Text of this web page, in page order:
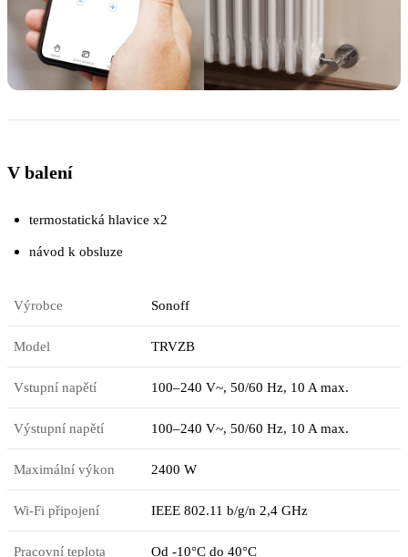
V balení
termostatická hlavice x2
návod k obsluze
Výrobce Sonoff
Model TRVZB
Vstupní napětí 100–240 V~, 50/60 Hz, 10 A max.
Výstupní napětí 100–240 V~, 50/60 Hz, 10 A max.
Maximální výkon 2400 W
Wi-Fi připojení IEEE 802.11 b/g/n 2,4 GHz
Pracovní teplota Od -10°C do 40°C